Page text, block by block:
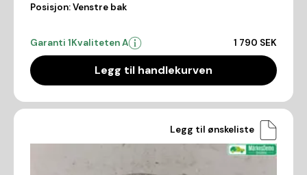
Posisjon:Venstre bak
Garanti 1Kvaliteten A 1 790 SEK
Legg til handlekurven
Legg til ønskeliste